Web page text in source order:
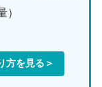
）
方を見る＞